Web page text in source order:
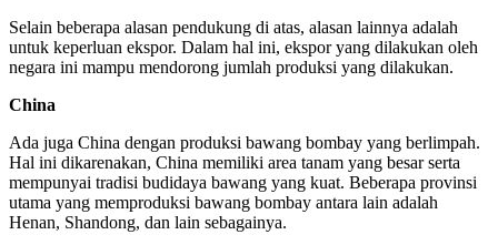
Selain beberapa alasan pendukung di atas, alasan lainnya adalah
untuk keperluan ekspor. Dalam hal ini, ekspor yang dilakukan oleh
negara ini mampu mendorong jumlah produksi yang dilakukan.
China
Ada juga China dengan produksi bawang bombay yang berlimpah.
Hal ini dikarenakan, China memiliki area tanam yang besar serta
mempunyai tradisi budidaya bawang yang kuat. Beberapa provinsi
utama yang memproduksi bawang bombay antara lain adalah
Henan, Shandong, dan lain sebagainya.